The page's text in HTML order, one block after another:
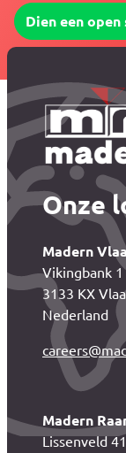
Dien een
Onze
Madern
Vikingbank 1
3133 KX
Nederland
Madern
Lissenveld 41